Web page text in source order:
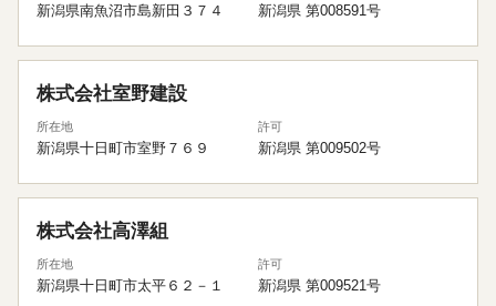
新潟県南魚沼市島新田３７４ 新潟県 第008591号
株式会社室野建設
所在地
新潟県十日町市室野７６９
許可
新潟県 第009502号
株式会社高澤組
所在地
新潟県十日町市太平６２－１
許可
新潟県 第009521号